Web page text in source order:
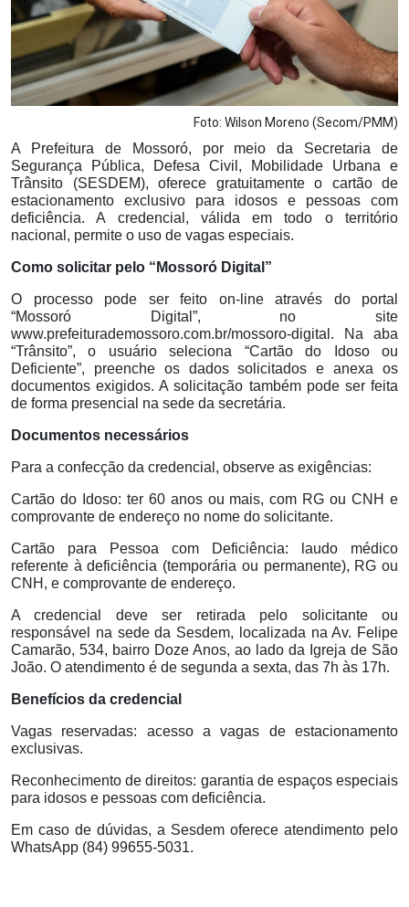
Foto: Wilson Moreno (Secom/PMM)
A Prefeitura de Mossoró, por meio da Secretaria de
Segurança Pública, Defesa Civil, Mobilidade Urbana e
Trânsito (SESDEM), oferece gratuitamente o cartão de
estacionamento exclusivo para idosos e pessoas com
deficiência. A credencial, válida em todo o território
nacional, permite o uso de vagas especiais.
Como solicitar pelo “Mossoró Digital”
O processo pode ser feito on-line através do portal
“Mossoró Digital”, no site
www.prefeiturademossoro.com.br/mossoro-digital. Na aba
“Trânsito”, o usuário seleciona “Cartão do Idoso ou
Deficiente”, preenche os dados solicitados e anexa os
documentos exigidos. A solicitação também pode ser feita
de forma presencial na sede da secretária.
Documentos necessários
Para a confecção da credencial, observe as exigências:
Cartão do Idoso: ter 60 anos ou mais, com RG ou CNH e
comprovante de endereço no nome do solicitante.
Cartão para Pessoa com Deficiência: laudo médico
referente à deficiência (temporária ou permanente), RG ou
CNH, e comprovante de endereço.
A credencial deve ser retirada pelo solicitante ou
responsável na sede da Sesdem, localizada na Av. Felipe
Camarão, 534, bairro Doze Anos, ao lado da Igreja de São
João. O atendimento é de segunda a sexta, das 7h às 17h.
Benefícios da credencial
Vagas reservadas: acesso a vagas de estacionamento
exclusivas.
Reconhecimento de direitos: garantia de espaços especiais
para idosos e pessoas com deficiência.
Em caso de dúvidas, a Sesdem oferece atendimento pelo
WhatsApp (84) 99655-5031.